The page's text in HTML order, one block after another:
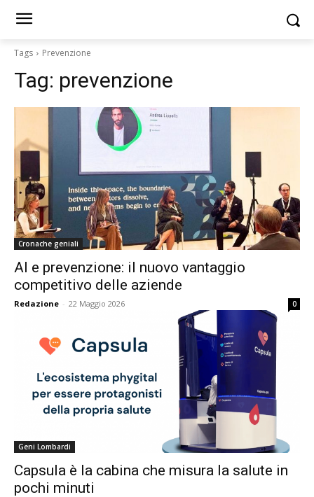
Tags Prevenzione
Tag: prevenzione
Cronache geniali
AI e prevenzione: il nuovo vantaggio
competitivo delle aziende
Redazione - 22 Maggio 2026 0
Geni Lombardi
Capsula è la cabina che misura la salute in
pochi minuti